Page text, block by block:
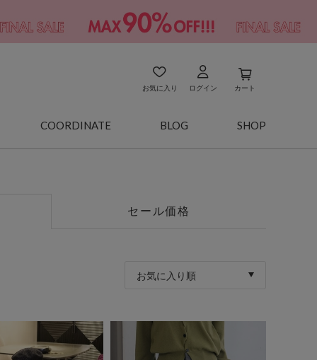
お気に入り ログイン カート
COORDINATE BLOG SHOP
セール価格
お気に入り順